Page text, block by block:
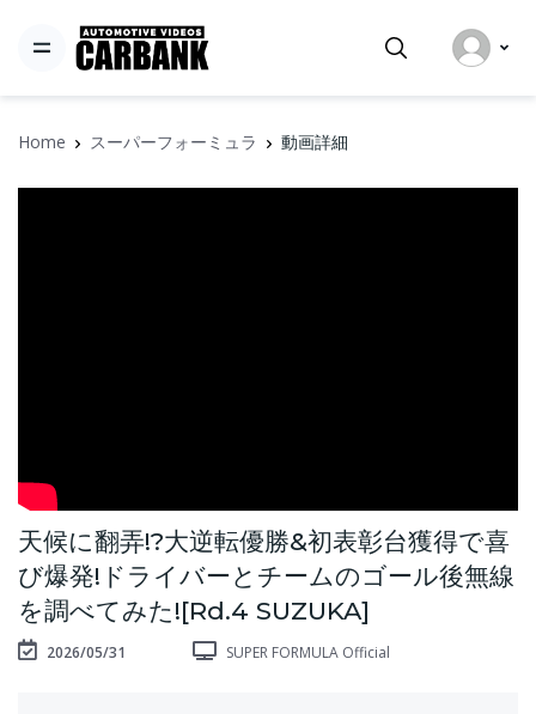
Home スーパーフォーミュラ 動画詳細
天候に翻弄!?大逆転優勝&初表彰台獲得で喜
び爆発!ドライバーとチームのゴール後無線
を調べてみた![Rd.4 SUZUKA]
2026/05/31 SUPER FORMULA Official